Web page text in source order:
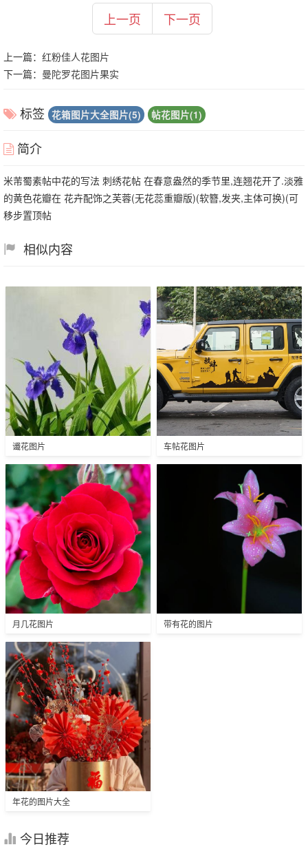
上一页 下一页
上一篇： 红粉佳人花图片
下一篇： 曼陀罗花图片果实
标签 花箱图片大全图片(5) 帖花图片(1)
简介
米芾蜀素帖中花的写法 刺绣花帖 在春意盎然的季节里,连翘花开了.淡雅
的黄色花瓣在 花卉配饰之芙蓉(无花蕊重瓣版)(软簪,发夹,主体可换)(可
移步置顶帖
相似内容
谶花图片 车帖花图片
月几花图片 带有花的图片
年花的图片大全
今日推荐